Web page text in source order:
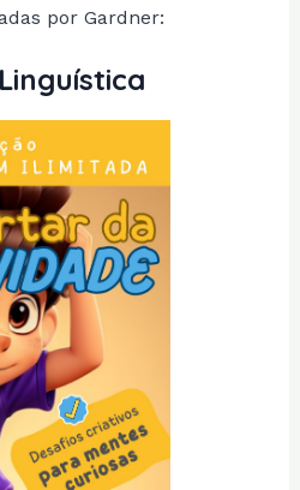
por Gardner: